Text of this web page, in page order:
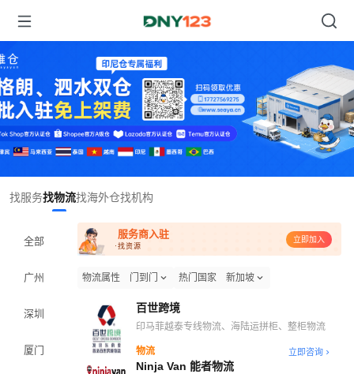
找服务找物流找海外仓找机构
全部
广州
深圳
厦门
服务商入驻
·找资源
立即加入
物流属性 门到门 热门国家 新加坡
百世跨境
印马菲越泰专线物流、海陆运拼柜、整柜物流
物流 立即咨询
Ninja Van 能者物流